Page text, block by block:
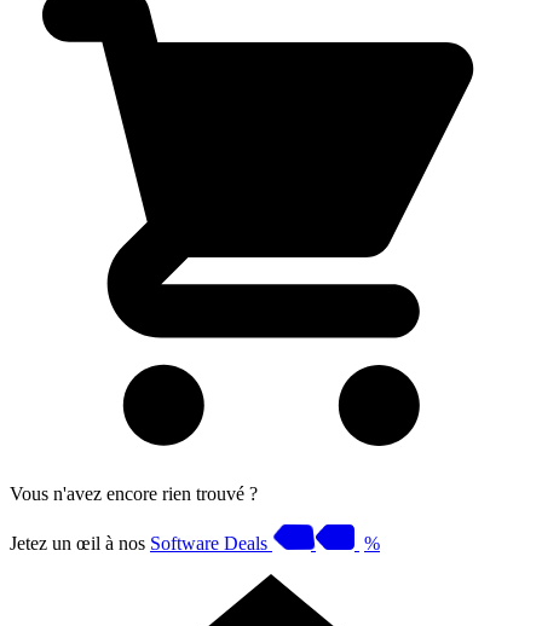
Vous n'avez encore rien trouvé ?
Jetez un œil à nos Software Deals %